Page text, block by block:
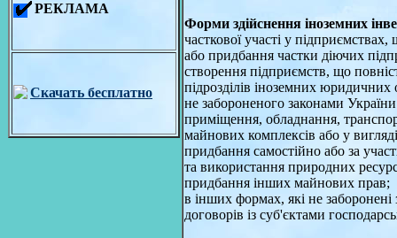
РЕКЛАМА
Скачать бесплатно
Форми здійснення іноземних
часткової участі у
або придбання частки діючих
створення підприємств, що
підрозділів іноземних
не забороненого законами
приміщення, обладнання,
майнових комплексів або у
придбання самостійно або за
та використання природних
придбання інших майнових прав;
в інших формах, які не
договорів із суб'єктами